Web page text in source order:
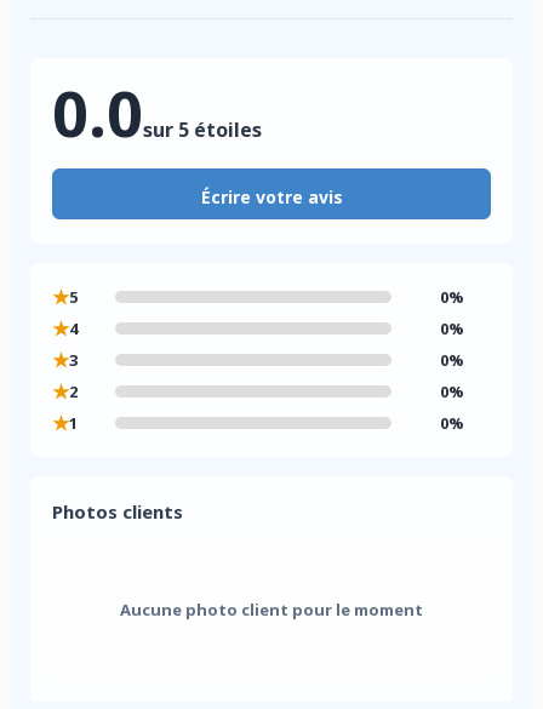
0.0sur 5 étoiles
Écrire votre avis
★5 0%
★4 0%
★3 0%
★2 0%
★1 0%
Photos clients
Aucune photo client pour le moment